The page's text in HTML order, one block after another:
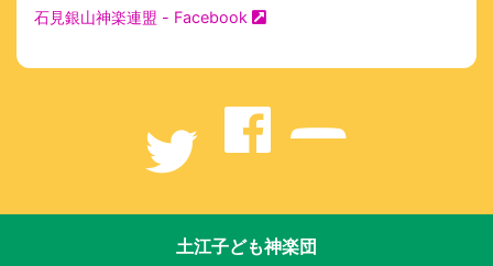
石見銀山神楽連盟 - Facebook
土江子ども神楽団